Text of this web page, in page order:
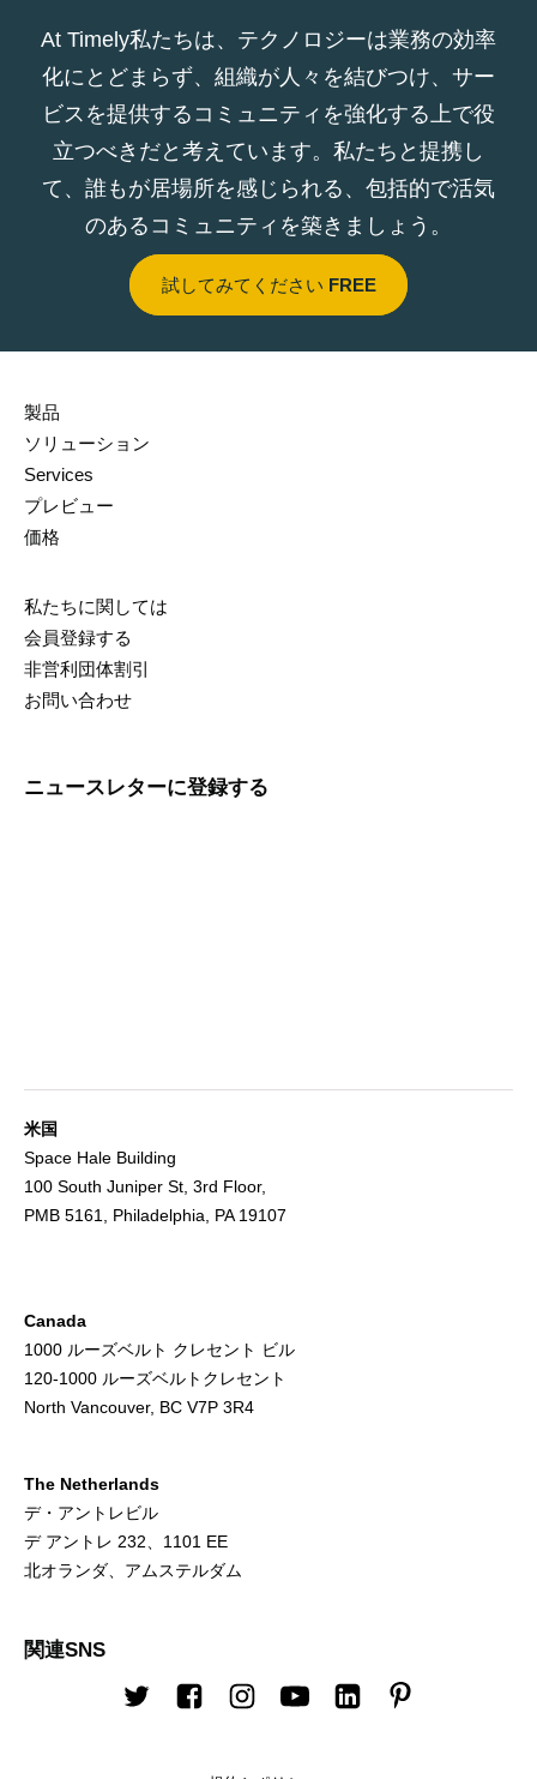
At Timely私たちは、テクノロジーは業務の効率
化にとどまらず、組織が人々を結びつけ、サー
ビスを提供するコミュニティを強化する上で役
立つべきだと考えています。私たちと提携し
て、誰もが居場所を感じられる、包括的で活気
のあるコミュニティを築きましょう。
試してみてください FREE
製品
ソリューション
Services
プレビュー
価格
私たちに関しては
会員登録する
非営利団体割引
お問い合わせ
ニュースレターに登録する
米国
Space Hale Building
100 South Juniper St, 3rd Floor,
PMB 5161, Philadelphia, PA 19107
Canada
1000 ルーズベルト クレセント ビル
120-1000 ルーズベルトクレセント
North Vancouver, BC V7P 3R4
The Netherlands
デ・アントレビル
デ アントレ 232、1101 EE
北オランダ、アムステルダム
関連SNS
TwitterFacebookInstagram
YoutubeLinkedIn